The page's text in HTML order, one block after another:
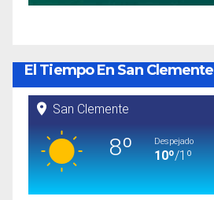
El Tiempo En San Clemente